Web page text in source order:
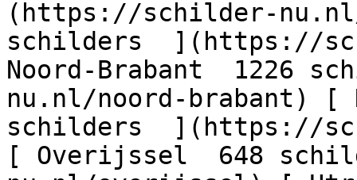
(https://schilder-
schilders  ](https://
Noord-Brabant  1226
nu.nl/noord-brabant) [
schilders  ](https://
[ Overijssel  648